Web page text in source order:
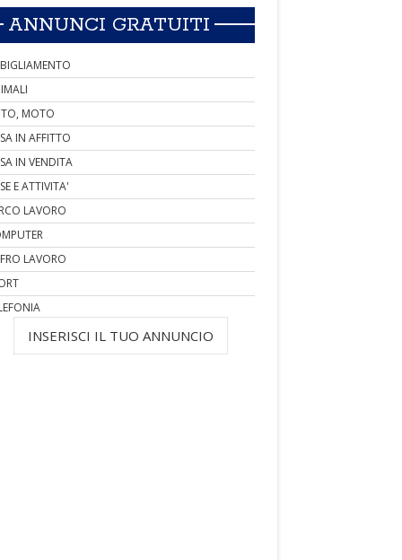
ANNUNCI GRATUITI
MOTO
IN AFFITTO
IN VENDITA
E ATTIVITA'
LAVORO
LAVORO
INSERISCI IL TUO ANNUNCIO